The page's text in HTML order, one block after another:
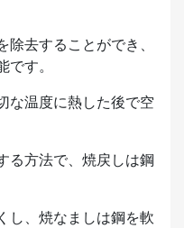
去することができ、
す。
な温度に熱した後で空
る方法で、焼戻しは鋼
し、焼なましは鋼を軟